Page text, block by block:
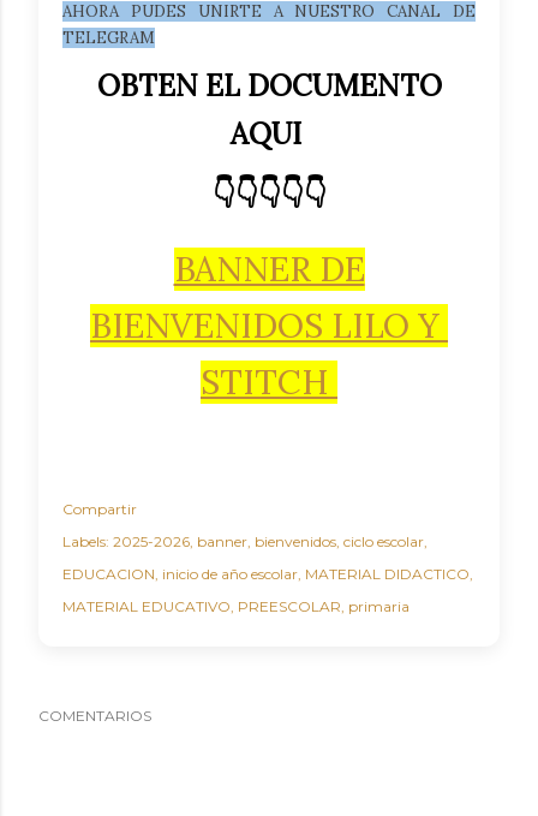
AHORA PUDES UNIRTE A NUESTRO CANAL DE
TELEGRAM
OBTEN EL DOCUMENTO
AQUI
👇👇👇👇👇
BANNER DE
BIENVENIDOS LILO Y
STITCH
Compartir
Labels: 2025-2026 banner bienvenidos ciclo escolar
EDUCACION inicio de año escolar MATERIAL DIDACTICO
MATERIAL EDUCATIVO PREESCOLAR primaria
COMENTARIOS